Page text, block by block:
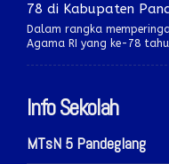
78 di Kabupaten
Dalam rangka
Agama RI yang ke-78
Info Sekolah
MTsN 5 Pandeglang